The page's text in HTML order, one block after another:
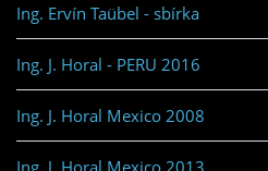
Ing. Ervín Taübel - sbírka
Ing. J. Horal - PERU 2016
Ing. J. Horal Mexico 2008
Ing. J. Horal Mexico 2013